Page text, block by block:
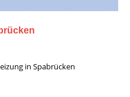
in Spabrücken